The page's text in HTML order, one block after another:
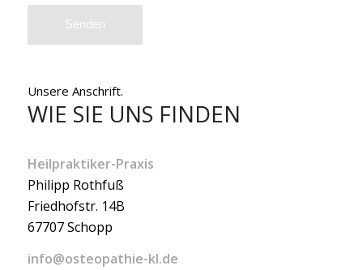
Unsere Anschrift.
WIE SIE UNS FINDEN
Heilpraktiker-Praxis
Philipp Rothfuß
Friedhofstr. 14B
67707 Schopp
info@osteopathie-kl.de